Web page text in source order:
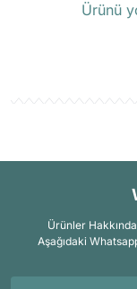
Ürünü
Ürünler
Aşağıdaki